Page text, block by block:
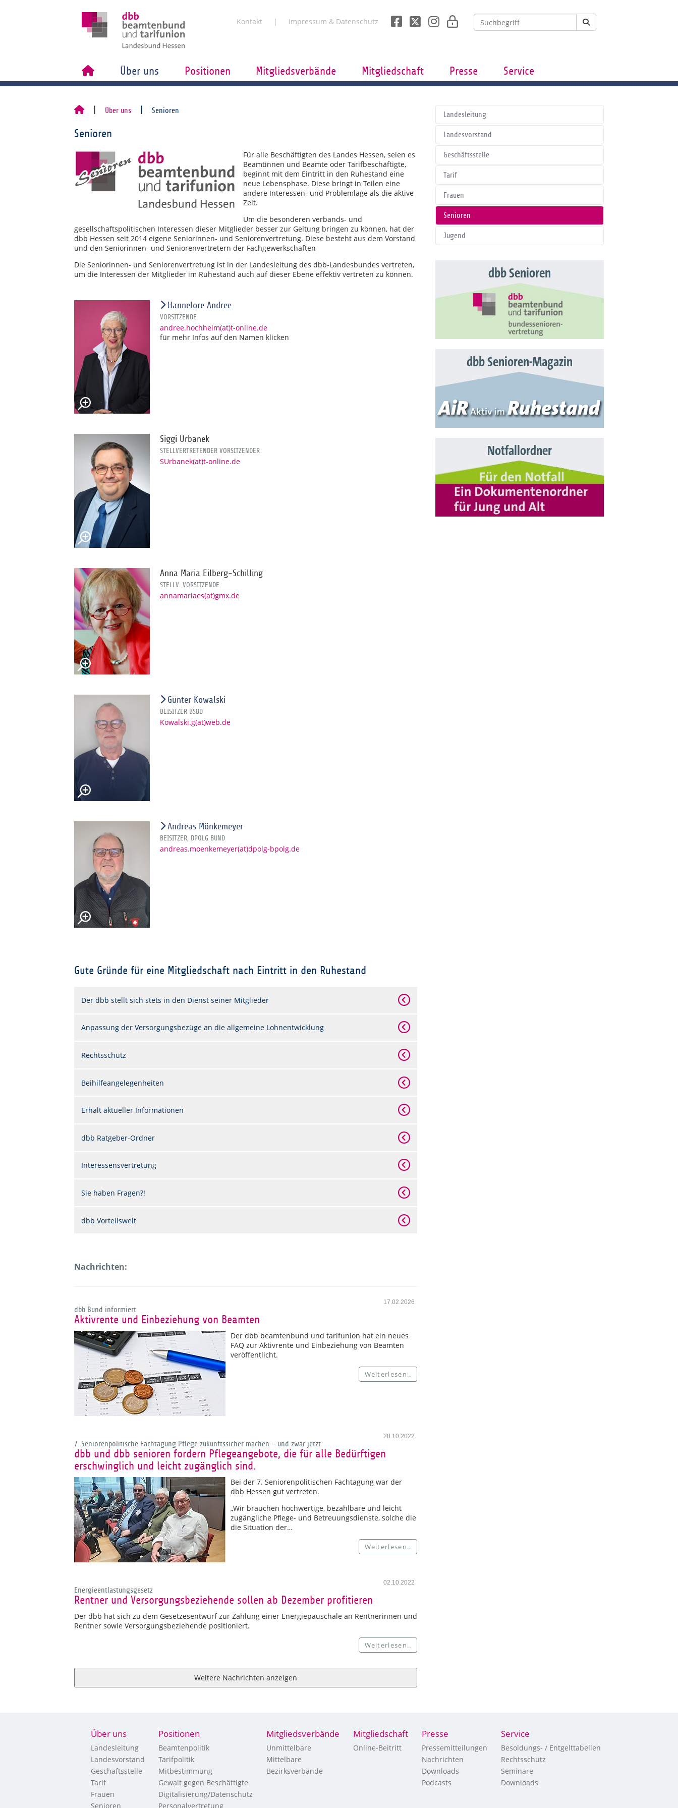
Kontakt Impressum & Datenschutz
Über uns Positionen Mitgliedsverbände Mitgliedschaft Presse Service
Über uns Senioren
Senioren
Für alle Beschäftigten des Landes Hessen, seien es
Beamtinnen und Beamte oder Tarifbeschäftigte,
beginnt mit dem Eintritt in den Ruhestand eine
neue Lebensphase. Diese bringt in Teilen eine
andere Interessen- und Problemlage als die aktive
Zeit.
Um die besonderen verbands- und
gesellschaftspolitischen Interessen dieser Mitglieder besser zur Geltung bringen zu können, hat der
dbb Hessen seit 2014 eigene Seniorinnen- und Seniorenvertretung. Diese besteht aus dem Vorstand
und den Seniorinnen- und Seniorenvertretern der Fachgewerkschaften
Die Seniorinnen- und Seniorenvertretung ist in der Landesleitung des dbb-Landesbundes vertreten,
um die Interessen der Mitglieder im Ruhestand auch auf dieser Ebene effektiv vertreten zu können.
Hannelore Andree
VORSITZENDE
andree.hochheim(at)t-online.de
für mehr Infos auf den Namen klicken
Siggi Urbanek
STELLVERTRETENDER VORSITZENDER
SUrbanek(at)t-online.de
Anna Maria Eilberg-Schilling
STELLV. VORSITZENDE
annamariaes(at)gmx.de
Günter Kowalski
BEISITZER BSBD
Kowalski.g(at)web.de
Andreas Mönkemeyer
BEISITZER, DPOLG BUND
andreas.moenkemeyer(at)dpolg-bpolg.de
Gute Gründe für eine Mitgliedschaft nach Eintritt in den Ruhestand
Der dbb stellt sich stets in den Dienst seiner Mitglieder
Anpassung der Versorgungsbezüge an die allgemeine Lohnentwicklung
Rechtsschutz
Beihilfeangelegenheiten
Erhalt aktueller Informationen
dbb Ratgeber-Ordner
Interessensvertretung
Sie haben Fragen?!
dbb Vorteilswelt
Nachrichten:
17.02.2026
dbb Bund informiert
Aktivrente und Einbeziehung von Beamten
Der dbb beamtenbund und tarifunion hat ein neues
FAQ zur Aktivrente und Einbeziehung von Beamten
veröffentlicht.
Weiterlesen..
28.10.2022
7. Seniorenpolitische Fachtagung Pflege zukunftssicher machen – und zwar jetzt
dbb und dbb senioren fordern Pflegeangebote, die für alle Bedürftigen
erschwinglich und leicht zugänglich sind.
Bei der 7. Seniorenpolitischen Fachtagung war der
dbb Hessen gut vertreten.
„Wir brauchen hochwertige, bezahlbare und leicht
zugängliche Pflege- und Betreuungsdienste, solche die
die Situation der…
Weiterlesen..
02.10.2022
Energieentlastungsgesetz
Rentner und Versorgungsbeziehende sollen ab Dezember profitieren
Der dbb hat sich zu dem Gesetzesentwurf zur Zahlung einer Energiepauschale an Rentnerinnen und
Rentner sowie Versorgungsbeziehende positioniert.
Weiterlesen..
Weitere Nachrichten anzeigen
Landesleitung
Landesvorstand
Geschäftsstelle
Tarif
Frauen
Senioren
Jugend
dbb Senioren
dbb Senioren-Magazin
Notfallordner
Über uns
Landesleitung
Landesvorstand
Geschäftsstelle
Tarif
Frauen
Senioren
Positionen
Beamtenpolitik
Tarifpolitik
Mitbestimmung
Gewalt gegen Beschäftigte
Digitalisierung/Datenschutz
Personalvertretung
Mitgliedsverbände
Unmittelbare
Mittelbare
Bezirksverbände
Mitgliedschaft
Online-Beitritt
Presse
Pressemitteilungen
Nachrichten
Downloads
Podcasts
Service
Besoldungs- / Entgelttabellen
Rechtsschutz
Seminare
Downloads